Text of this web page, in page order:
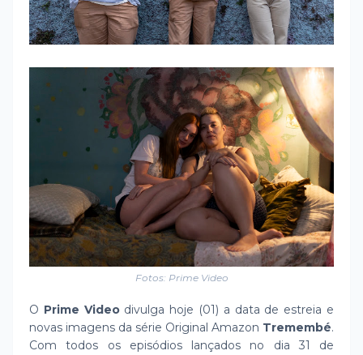
Fotos: Prime Video
O Prime Video divulga hoje (01) a data de estreia e
novas imagens da série Original Amazon Tremembé.
Com todos os episódios lançados no dia 31 de